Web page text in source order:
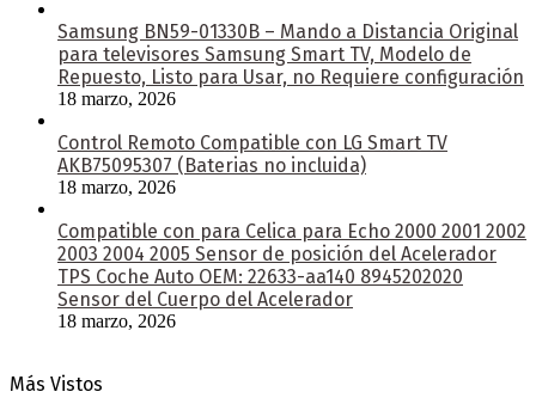
Samsung BN59-01330B – Mando a Distancia Original
para televisores Samsung Smart TV, Modelo de
Repuesto, Listo para Usar, no Requiere configuración
18 marzo, 2026
Control Remoto Compatible con LG Smart TV
AKB75095307 (Baterias no incluida)
18 marzo, 2026
Compatible con para Celica para Echo 2000 2001 2002
2003 2004 2005 Sensor de posición del Acelerador
TPS Coche Auto OEM: 22633-aa140 8945202020
Sensor del Cuerpo del Acelerador
18 marzo, 2026
Más Vistos